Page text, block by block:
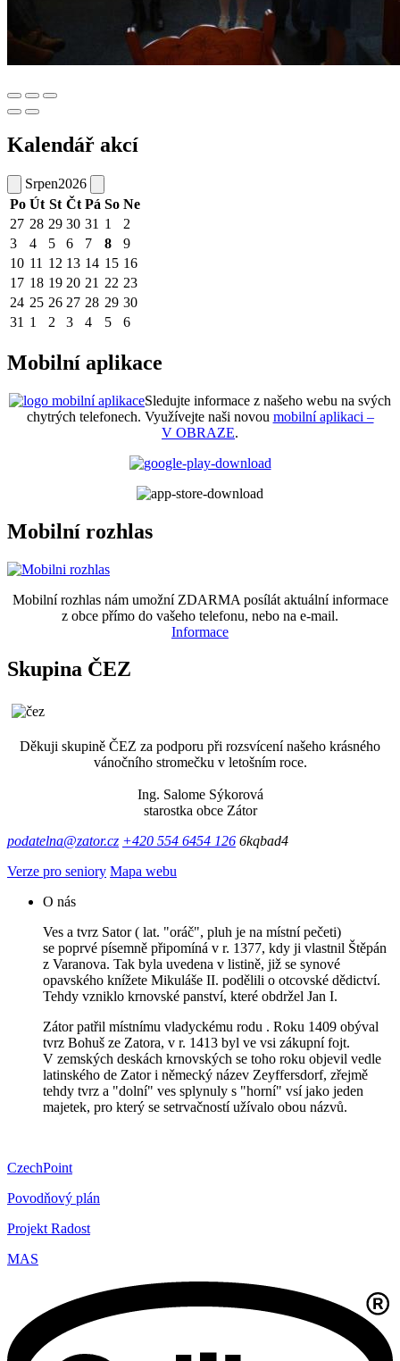
Kalendář akcí
Srpen2026
Po Út St Čt Pá So Ne
27 28 29 30 31 1
2
3
4 5 6 7 8
9
10 11 12 13 14 15 16
17 18 19 20 21 22 23
24 25 26 27 28 29 30
31 1 2 3 4 5 6
Mobilní aplikace
Sledujte informace z našeho webu na svých
chytrých telefonech. Využívejte naši novou mobilní aplikaci –
V OBRAZE.
Mobilní rozhlas
Mobilní rozhlas nám umožní ZDARMA posílát aktuální informace
z obce přímo do vašeho telefonu, nebo na e-mail.
Informace
Skupina ČEZ
Děkuji skupině ČEZ za podporu při rozsvícení našeho krásného
vánočního stromečku v letošním roce.
Ing. Salome Sýkorová
starostka obce Zátor
podatelna@zator.cz +420 554 6454 126 6kqbad4
Verze pro seniory Mapa webu
O nás
Ves a tvrz Sator ( lat. "oráč", pluh je na místní pečeti)
se poprvé písemně připomíná v r. 1377, kdy ji vlastnil Štěpán
z Varanova. Tak byla uvedena v listině, již se synové
opavského knížete Mikuláše II. podělili o otcovské dědictví.
Tehdy vzniklo krnovské panství, které obdržel Jan I.
Zátor patřil místnímu vladyckému rodu . Roku 1409 obýval
tvrz Bohuš ze Zatora, v r. 1413 byl ve vsi zákupní fojt.
V zemských deskách krnovských se toho roku objevil vedle
latinského de Zator i německý název Zeyffersdorf, zřejmě
tehdy tvrz a "dolní" ves splynuly s "horní" vsí jako jeden
majetek, pro který se setrvačností užívalo obou názvů.
CzechPoint
Povodňový plán
Projekt Radost
MAS